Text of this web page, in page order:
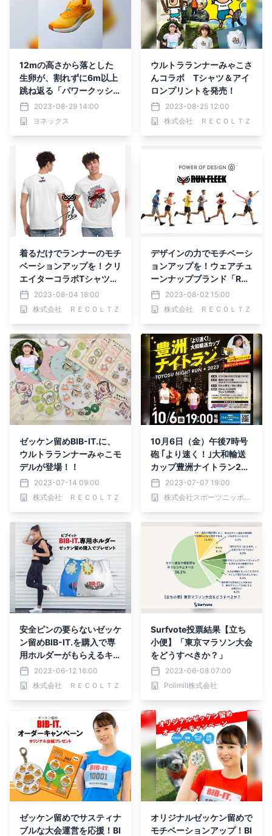
12mの高さから落とした
生卵が、割れずに6m以上
跳ね返る「パワークッショ
ン®プラス」搭載 スピー
ドに最適化した新カーブ形
状「3Dパワーカーボン」
192g《女性用23.5cm》
カーボンクルーズ エア
ラス 2023年9月下旬よ
り発売
2023-08-29 14:00
ヨネックス
ウルトラランナーみゃこさ
んコラボ Tシャツ＆アイ
ロンプリントを発売！
2023-08-25 12:00
株式会社 ＲＥＣＯＬＴＺ
着るだけでランナーのモチ
ベーションアップを！クリ
エイターコラボTシャツを
販売2023-08-04 18:00
株式会社 ＲＥＣＯＬＴＺ
デザインの力でモチベーシ
ョンアップを！ウェアチュ
ーンナップブランド「Run
Fleek」がオープン
2023-08-02 15:00
株式会社 ＲＥＣＯＬＴＺ
ゼッケン留めBIB-IT.に、
ウルトラランナーみゃこモ
デルが登場！！
2023-07-14 09:00
株式会社 ＲＥＣＯＬＴＺ
10月6日（金）午後7時号
砲 ｢より速く！｣大和輸送
カップ豊洲ナイトラン202
3 参加者募集中
2023-07-07 19:00
株式会社スポーツニッポン新聞社
安全ピンの要らないゼッケ
ン留めBIB-IT.を購入で専
用ホルダーがもらえるキャ
ンペーン開催
2023-06-12 16:00
株式会社 ＲＥＣＯＬＴＺ
Surfvote投票結果【立ち
小便】「東京マラソン大会
をどうすべきか？」
2023-06-08 07:00
Polimill株式会社
ゼッケン留めでサスティナ
ブルな大会運営を応援！BI
オリジナルゼッケン留めで
モチベーションアップ！BI